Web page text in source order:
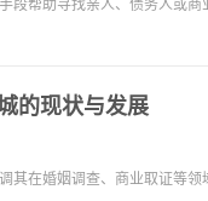
段帮助寻找亲人、债务人或
的现状与发展
在婚姻调查、商业取证等